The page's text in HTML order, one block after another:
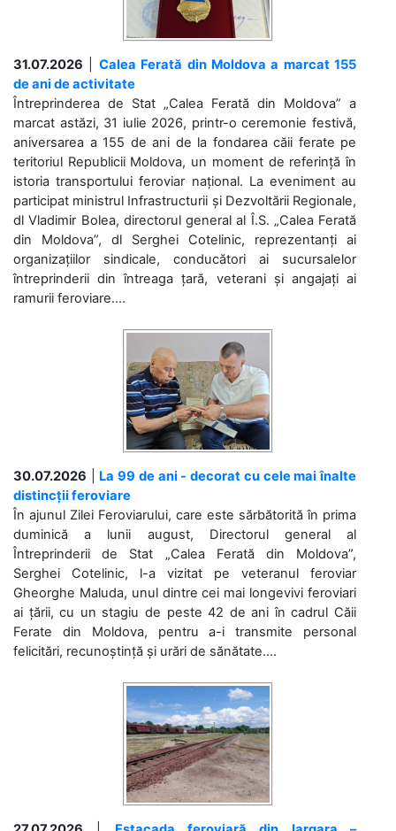
31.07.2026
Calea Ferată din Moldova a marcat 155
de ani de activitate
Întreprinderea de Stat „Calea Ferată din Moldova” a
marcat astăzi, 31 iulie 2026, printr-o ceremonie festivă,
aniversarea a 155 de ani de la fondarea căii ferate pe
teritoriul Republicii Moldova, un moment de referință în
istoria transportului feroviar național. La eveniment au
participat ministrul Infrastructurii și Dezvoltării Regionale,
dl Vladimir Bolea, directorul general al Î.S. „Calea Ferată
din Moldova”, dl Serghei Cotelinic, reprezentanți ai
organizațiilor sindicale, conducători ai sucursalelor
întreprinderii din întreaga țară, veterani și angajați ai
ramurii feroviare....
30.07.2026
La 99 de ani - decorat cu cele mai înalte
distincții feroviare
În ajunul Zilei Feroviarului, care este sărbătorită în prima
duminică a lunii august, Directorul general al
Întreprinderii de Stat „Calea Ferată din Moldova”,
Serghei Cotelinic, l-a vizitat pe veteranul feroviar
Gheorghe Maluda, unul dintre cei mai longevivi feroviari
ai țării, cu un stagiu de peste 42 de ani în cadrul Căii
Ferate din Moldova, pentru a-i transmite personal
felicitări, recunoștință și urări de sănătate....